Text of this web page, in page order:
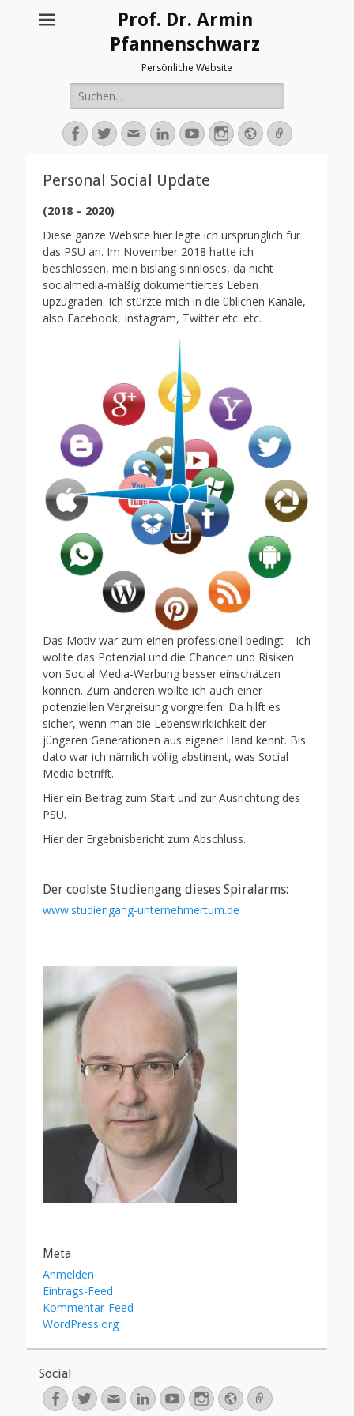
Prof. Dr. Armin
Pfannenschwarz
Persönliche Website
Suche
nach:
Facebook
Twitter
E-
Mail-
LinkedIn
YouTubeInstagram
Webseite
Personal Social Update
(2018 – 2020)
Diese ganze Website hier legte ich ursprünglich für
das PSU an. Im November 2018 hatte ich
beschlossen, mein bislang sinnloses, da nicht
socialmedia-mäßig dokumentiertes Leben
upzugraden. Ich stürzte mich in die üblichen Kanäle,
also Facebook, Instagram, Twitter etc. etc.
Das Motiv war zum einen professionell bedingt – ich
wollte das Potenzial und die Chancen und Risiken
von Social Media-Werbung besser einschätzen
können. Zum anderen wollte ich auch einer
potenziellen Vergreisung vorgreifen. Da hilft es
sicher, wenn man die Lebenswirklichkeit der
jüngeren Generationen aus eigener Hand kennt. Bis
dato war ich nämlich völlig abstinent, was Social
Media betrifft.
Hier ein Beitrag zum Start und zur Ausrichtung des
PSU.
Hier der Ergebnisbericht zum Abschluss.
Der coolste Studiengang dieses Spiralarms:
www.studiengang-unternehmertum.de
Meta
Anmelden
Eintrags-Feed
Kommentar-Feed
WordPress.org
Social
Facebook
Twitter
E-
LinkedInYouTubeInstagram
WebseiteVerknüpfung